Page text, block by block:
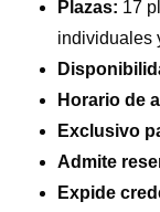
Plazas: 17
individuales
Horario de
Exclusivo
Admite
Expide